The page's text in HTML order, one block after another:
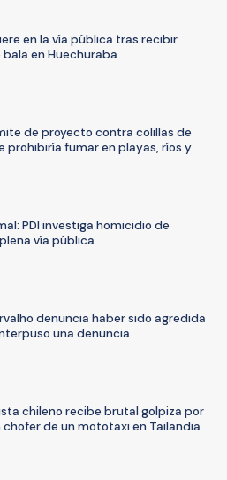
en la vía pública tras recibir
en Huechuraba
de proyecto contra colillas de
prohibiría fumar en playas, ríos y
PDI investiga homicidio de
vía pública
denuncia haber sido agredida
una denuncia
chileno recibe brutal golpiza por
de un mototaxi en Tailandia